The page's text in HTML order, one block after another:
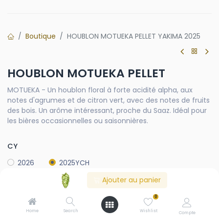
Ajouter au panier
Home Search
0
Wishlist Compte
Boutique HOUBLON MOTUEKA PELLET YAKIMA 2025
HOUBLON MOTUEKA PELLET
MOTUEKA - Un houblon floral à forte acidité alpha, aux
notes d'agrumes et de citron vert, avec des notes de fruits
des bois. Un arôme intéressant, proche du Saaz. Idéal pour
les bières occasionnelles ou saisonnières.
CY
2026
2025YCH
Contactez-nous